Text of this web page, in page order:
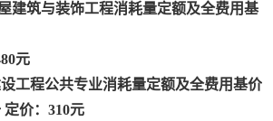
建筑与装饰工程消耗量定额及全费用基
元
工程公共专业消耗量定额及全费用基价
价：310元
预算定额
额
算定额